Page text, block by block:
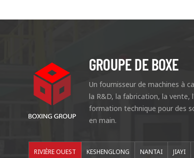
GROUPE DE BOXE
Un fournisseur de machines à
la R&D, la fabrication, la
formation technique pour des
en main.
RIVIÈRE OUEST KESHENGLONG NANTAI JIAYI